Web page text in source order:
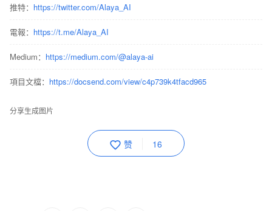
推特： https://twitter.com/Alaya_AI
電報： https://t.me/Alaya_AI
Medium： https://medium.com/@alaya-ai
項目文檔： https://docsend.com/view/c4p739k4tfacd965
分享生成图片
赞 16